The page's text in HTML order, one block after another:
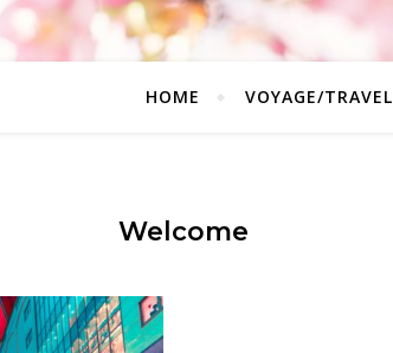
HOME VOYAGE/TRAVEL
Welcome